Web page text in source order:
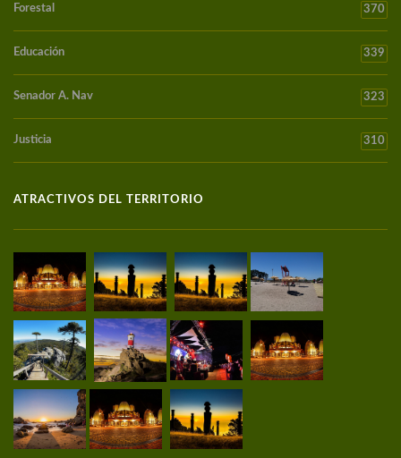
Forestal 370
Educación 339
Senador A. Nav 323
Justicia 310
ATRACTIVOS DEL TERRITORIO